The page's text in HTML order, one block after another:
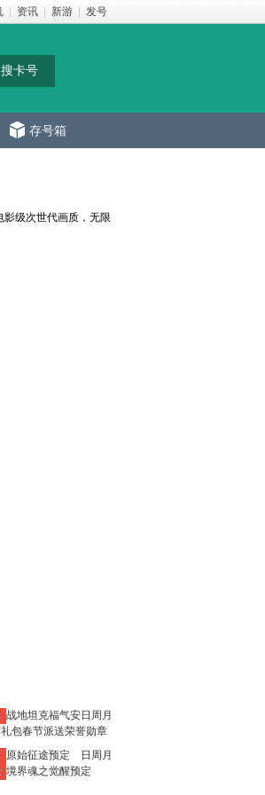
资讯 新游 发号
存号箱
影级次世代画质，无限
日 周 月
战地坦克福气安
包春节派送荣誉勋章
日 周 月
原始征途预定
境界魂之觉醒预定